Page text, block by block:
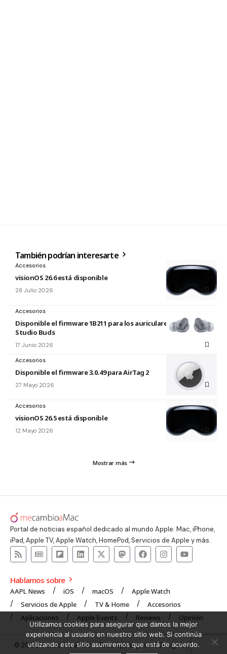
También podrían interesarte
Accesorios
visionOS 26.6 está disponible
28 Julio 2026
Accesorios
Disponible el firmware 1B211 para los auriculares Beats
Studio Buds
17 Junio 2026
Accesorios
Disponible el firmware 3.0.49 para AirTag 2
27 Mayo 2026
Accesorios
visionOS 26.5 está disponible
12 Mayo 2026
Mostrar más
Portal de noticias español dedicado al mundo Apple: Mac, iPhone,
iPad, Apple TV, Apple Watch, HomePod, Servicios de Apple y más.
Hablamos sobre
AAPL News iOS macOS
Apple Watch
Servicios de Apple
TV & Home
Accesorios
Aplicaciones
Apple Events Reviews Opinión
© 2008 mecambioaMac – Todo Apple y más | Design byUNXON
Utilizamos cookies para asegurar que damos la mejor
experiencia al usuario en nuestro sitio web. Si continúa
utilizando este sitio asumiremos que está de acuerdo.